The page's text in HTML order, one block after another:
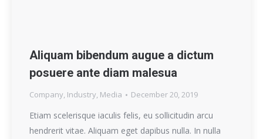
Aliquam bibendum augue a dictum
posuere ante diam malesua
Company, Industry, Media December 20, 2019
Etiam scelerisque iaculis felis, eu sollicitudin arcu
hendrerit vitae. Aliquam eget dapibus nulla. In nulla